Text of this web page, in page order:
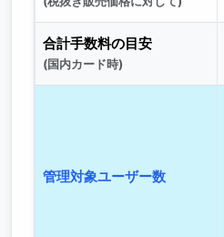
合計手数料の目安
(国内カード時)
管理対象ユーザー数